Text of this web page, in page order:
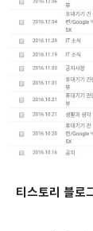
티스토리 블로